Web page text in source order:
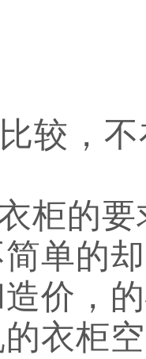
较，
柜的
单的
价，
衣柜